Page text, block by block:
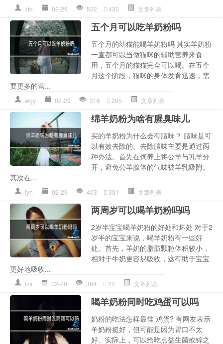
zfd 02-29 532 430 文章列表
五个月可以吃羊奶粉吗
五个月的幼猫能喝羊奶粉吗 其实羊奶粉
一直都可以当做猫咪的辅助营养来食
用，五个月的猫猫完全可以喝。在五个
月这个阶段，猫咪的身体发育迅速，需
要更多的营...
wgy 02-29 316 265 文章列表
绵羊奶粉为啥有腥臭味儿
买的羊奶粉为什么会有膻味？ 膻味是可
以有效去除的。去除膻味主要是通过两
种办法。首先在饲养上将公羊与乳羊分
开，避免公羊腺体的气味被羊乳吸附。
其次在...
lyn 02-29 403 331 文章列表
两周岁可以喝羊奶粉吗吗
2岁半宝宝喝羊奶粉的好处和坏处 对于2
岁半的宝宝来说，喝羊奶粉有一些好
处。首先，羊奶的脂肪颗粒体积较小，
相对于牛奶更容易吸收，这有助于宝宝
更好地吸收...
lzs 02-29 394 22 文章列表
喝羊奶粉同时吃鸡蛋可以吗
奶粉的吃法怎样最佳 鸡蛋? 有网友表示
羊奶粉挺好，但可能是因为胃口不太
好。实际上，可以给吃点益生菌或锌之